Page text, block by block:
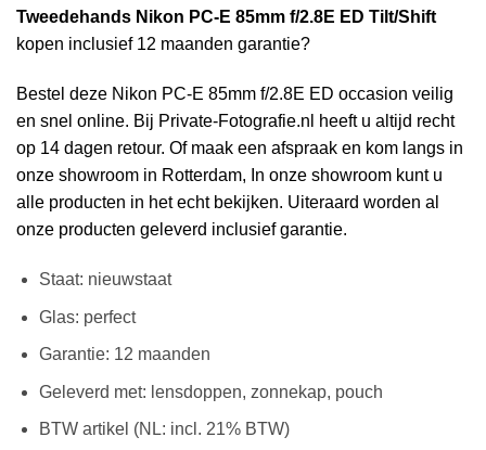
Tweedehands Nikon PC-E 85mm f/2.8E ED Tilt/Shift
kopen inclusief 12 maanden garantie?
Bestel deze Nikon PC-E 85mm f/2.8E ED occasion veilig
en snel online. Bij Private-Fotografie.nl heeft u altijd recht
op 14 dagen retour. Of maak een afspraak en kom langs in
onze showroom in Rotterdam, In onze showroom kunt u
alle producten in het echt bekijken. Uiteraard worden al
onze producten geleverd inclusief garantie.
Staat: nieuwstaat
Glas: perfect
Garantie: 12 maanden
Geleverd met: lensdoppen, zonnekap, pouch
BTW artikel (NL: incl. 21% BTW)